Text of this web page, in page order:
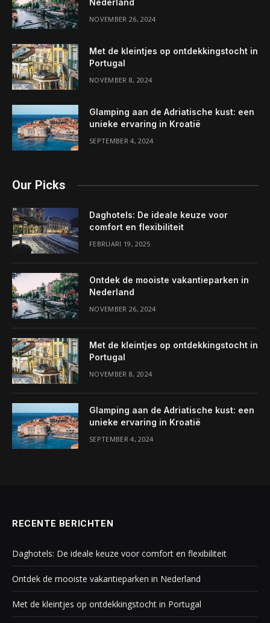
Nederland
NOVEMBER 26, 2024
Met de kleintjes op ontdekkingstocht in
Portugal
NOVEMBER 8, 2024
Glamping aan de Adriatische kust: een
unieke ervaring in Kroatië
SEPTEMBER 4, 2024
Our Picks
Daghotels: De ideale keuze voor
comfort en flexibiliteit
FEBRUARI 19, 2025
Ontdek de mooiste vakantieparken in
Nederland
NOVEMBER 26, 2024
Met de kleintjes op ontdekkingstocht in
Portugal
NOVEMBER 8, 2024
Glamping aan de Adriatische kust: een
unieke ervaring in Kroatië
SEPTEMBER 4, 2024
RECENTE BERICHTEN
Daghotels: De ideale keuze voor comfort en flexibiliteit
Ontdek de mooiste vakantieparken in Nederland
Met de kleintjes op ontdekkingstocht in Portugal